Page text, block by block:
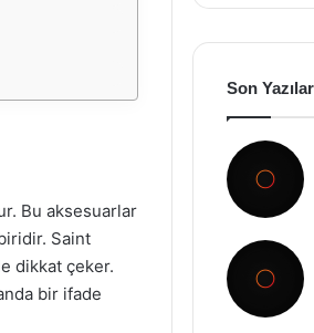
Bu aksesuarlar
Saint
dikkat çeker.
bir ifade
Son Yazılar